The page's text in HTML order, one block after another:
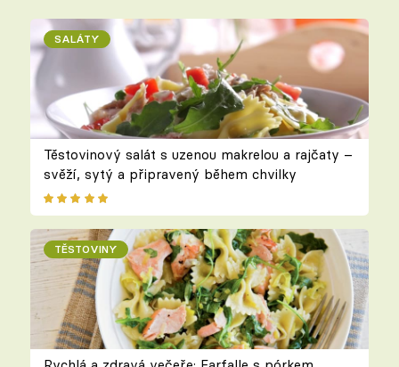
SALÁTY
Těstovinový salát s uzenou makrelou a rajčaty –
svěží, sytý a připravený během chvilky
TĚSTOVINY